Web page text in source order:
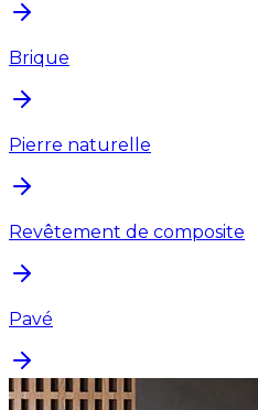
Brique
Pierre naturelle
Revêtement de composite
Pavé